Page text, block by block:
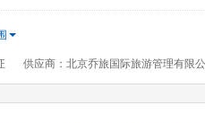
供应商：北京乔旅国际旅游管理有限